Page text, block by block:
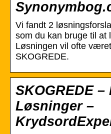
Vi fandt 2
som du kan bruge til at
Løsningen vil ofte
SKOGREDE.
SKOGREDE
Løsninger –